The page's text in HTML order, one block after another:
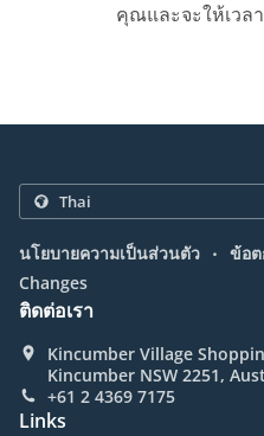
คุณและจะให้เวล
นโยบายความเป็นส่วนตัว . ข้อต
Changes
ติดต่อเรา
Kincumber Village
Kincumber NSW 2251,
+61 2 4369 7175
Links